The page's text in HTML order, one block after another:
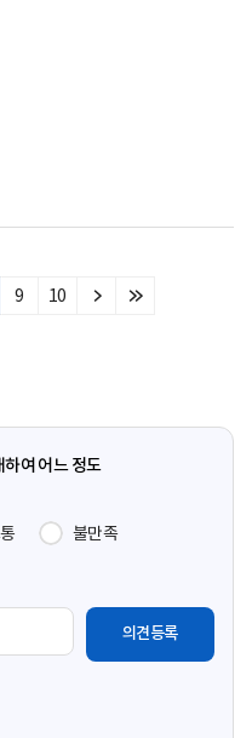
9 10
다
마
여 어느 정도
불만족